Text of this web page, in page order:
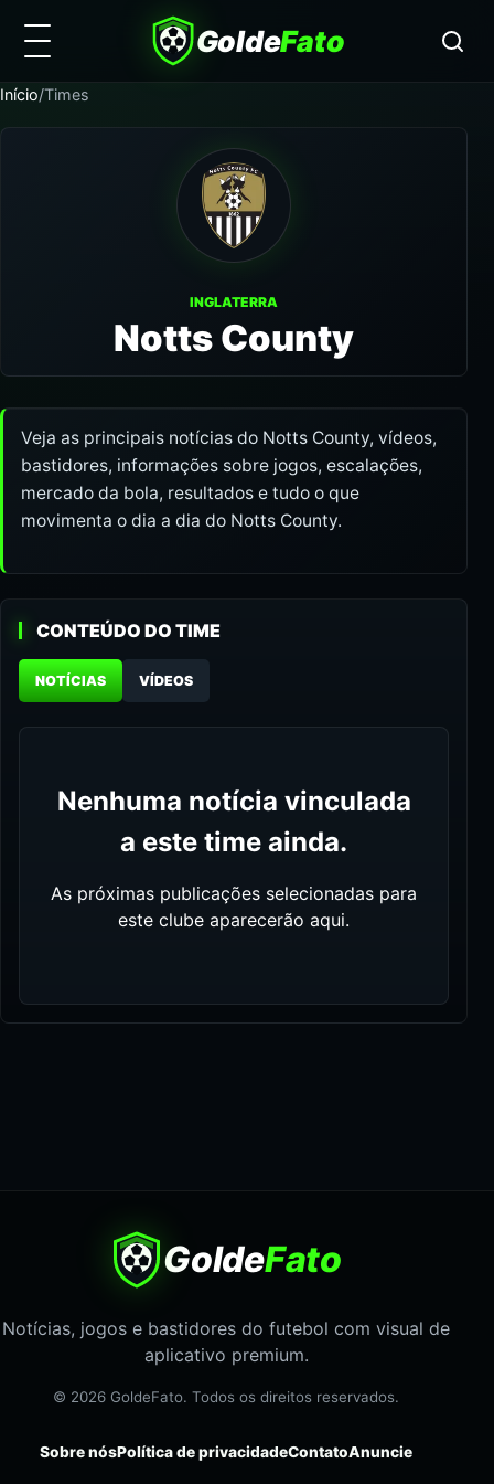
GoldeFato
Início/Times
INGLATERRA
Notts County
Veja as principais notícias do Notts County, vídeos,
bastidores, informações sobre jogos, escalações,
mercado da bola, resultados e tudo o que
movimenta o dia a dia do Notts County.
CONTEÚDO DO TIME
NOTÍCIAS VÍDEOS
Nenhuma notícia vinculada
a este time ainda.
As próximas publicações selecionadas para
este clube aparecerão aqui.
GoldeFato
Notícias, jogos e bastidores do futebol com visual de
aplicativo premium.
© 2026 GoldeFato. Todos os direitos reservados.
Sobre nósPolítica de privacidadeContatoAnuncie